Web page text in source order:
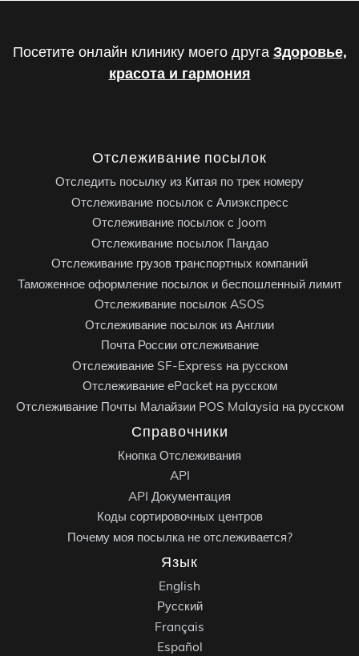
Посетите онлайн клинику моего друга Здоровье,
красота и гармония
Отслеживание посылок
Отследить посылку из Китая по трек номеру
Отслеживание посылок с Алиэкспресс
Отслеживание посылок с Joom
Отслеживание посылок Пандао
Отслеживание грузов транспортных компаний
Таможенное оформление посылок и беспошленный лимит
Отслеживание посылок ASOS
Отслеживание посылок из Англии
Почта России отслеживание
Отслеживание SF-Express на русском
Отслеживание ePacket на русском
Отслеживание Почты Малайзии POS Malaysia на русском
Справочники
Кнопка Отслеживания
API
API Документация
Коды сортировочных центров
Почему моя посылка не отслеживается?
Язык
English
Русский
Français
Español